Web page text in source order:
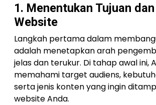
1. Menentukan Tujuan
Website
Langkah pertama dalam
adalah menetapkan arah
jelas dan terukur. Di tahap awal ini,
memahami target audiens,
serta jenis konten yang ingin
website Anda.